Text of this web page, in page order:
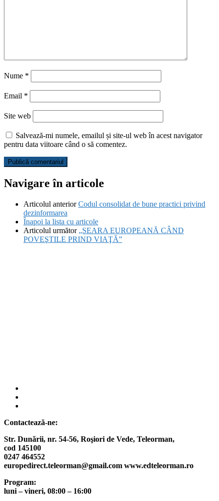
Nume *
Email *
Site web
Salvează-mi numele, emailul și site-ul web în acest navigator
pentru data viitoare când o să comentez.
Navigare în articole
Articolul anterior Codul consolidat de bune practici privind
dezinformarea
Înapoi la lista cu articole
Articolul următor „SEARA EUROPEANĂ CÂND
POVEŞTILE PRIND VIAŢĂ”
twitter
Contactează-ne:
Str. Dunării, nr. 54-56, Roşiori de Vede, Teleorman,
cod 145100
0247 464552
europedirect.teleorman@gmail.com www.edteleorman.ro
Program:
luni – vineri, 08:00 – 16:00